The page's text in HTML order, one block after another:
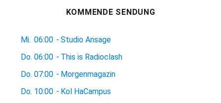
KOMMENDE SENDUNG
Mi. 06:00 - Studio Ansage
Do. 06:00 - This is Radioclash
Do. 07:00 - Morgenmagazin
Do. 10:00 - Kol HaCampus